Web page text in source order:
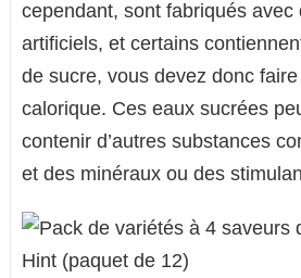
cependant, sont fabriqués avec
artificiels, et certains
de sucre, vous devez donc
calorique. Ces eaux sucrées
contenir d’autres substances
et des minéraux ou des